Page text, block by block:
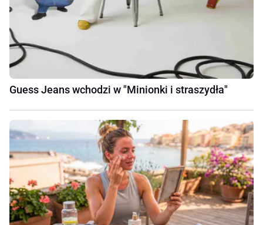
Guess Jeans wchodzi w "Minionki i straszydła"